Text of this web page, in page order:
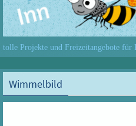
tolle Projekte und Freizeitangebote für
Wimmelbild